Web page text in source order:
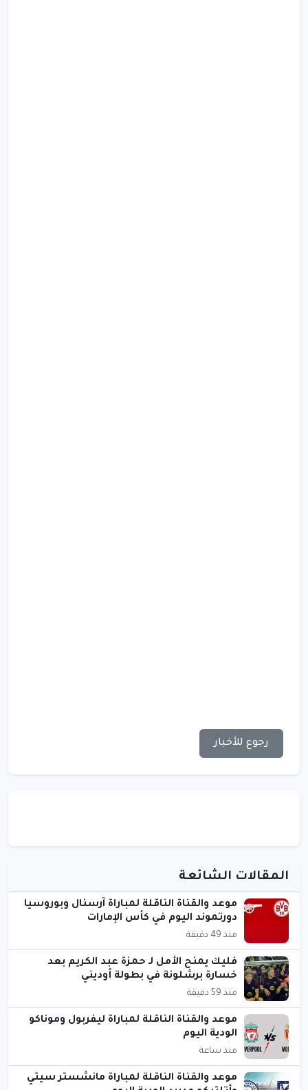
رجوع للأخبار
المقالات الشائعة
موعد والقناة الناقلة لمباراة آرسنال وبوروسيا
دورتموند اليوم في كأس الإمارات
منذ 49 دقيقة
فليك يمنح الأمل لـ حمزة عبد الكريم بعد
خسارة برشلونة في بطولة أوديني
منذ 59 دقيقة
موعد والقناة الناقلة لمباراة ليفربول وموناكو
الودية اليوم
منذ ساعة
موعد والقناة الناقلة لمباراة مانشستر سيتي